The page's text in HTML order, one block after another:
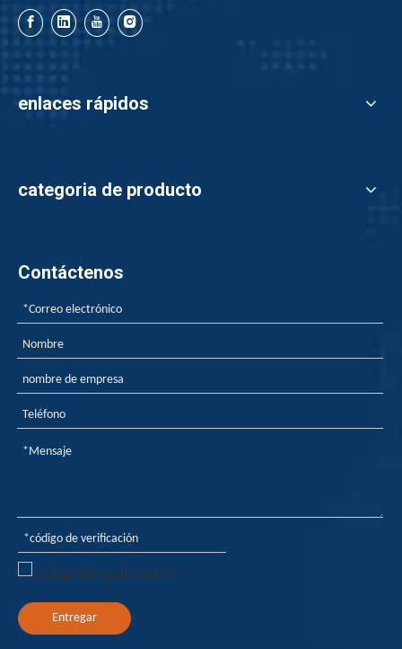
enlaces rápidos
categoria de producto
Contáctenos
Entregar